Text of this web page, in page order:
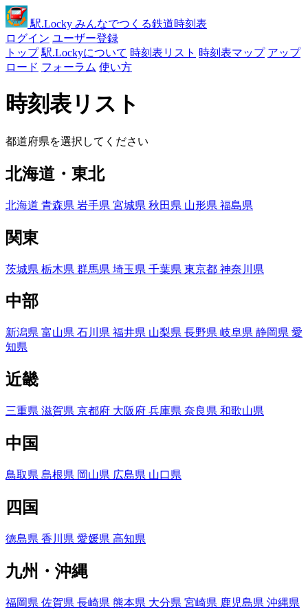
駅.Locky みんなでつくる鉄道時刻表
ログイン ユーザー登録
トップ 駅.Lockyについて 時刻表リスト 時刻表マップ アップ
ロード フォーラム 使い方
時刻表リスト
都道府県を選択してください
北海道・東北
北海道 青森県 岩手県 宮城県 秋田県 山形県 福島県
関東
茨城県 栃木県 群馬県 埼玉県 千葉県 東京都 神奈川県
中部
新潟県 富山県 石川県 福井県 山梨県 長野県 岐阜県 静岡県 愛
知県
近畿
三重県 滋賀県 京都府 大阪府 兵庫県 奈良県 和歌山県
中国
鳥取県 島根県 岡山県 広島県 山口県
四国
徳島県 香川県 愛媛県 高知県
九州・沖縄
福岡県 佐賀県 長崎県 熊本県 大分県 宮崎県 鹿児島県 沖縄県